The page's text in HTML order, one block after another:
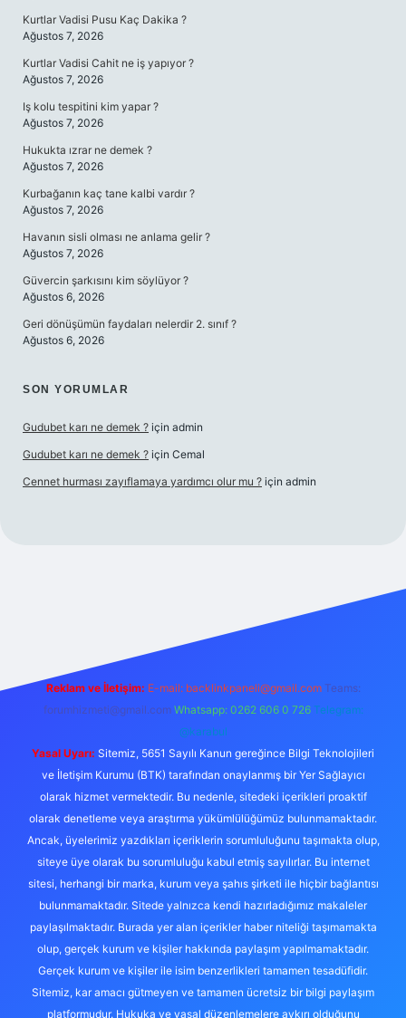
Kurtlar Vadisi Pusu Kaç Dakika ?
Ağustos 7, 2026
Kurtlar Vadisi Cahit ne iş yapıyor ?
Ağustos 7, 2026
Iş kolu tespitini kim yapar ?
Ağustos 7, 2026
Hukukta ızrar ne demek ?
Ağustos 7, 2026
Kurbağanın kaç tane kalbi vardır ?
Ağustos 7, 2026
Havanın sisli olması ne anlama gelir ?
Ağustos 7, 2026
Güvercin şarkısını kim söylüyor ?
Ağustos 6, 2026
Geri dönüşümün faydaları nelerdir 2. sınıf ?
Ağustos 6, 2026
SON YORUMLAR
Gudubet karı ne demek ? için admin
Gudubet karı ne demek ? için Cemal
Cennet hurması zayıflamaya yardımcı olur mu ? için admin
Reklam ve İletişim: E-mail: backlinkpaneli@gmail.com Teams:
forumhizmeti@gmail.com Whatsapp: 0262 606 0 726 Telegram:
@karabul
Yasal Uyarı: Sitemiz, 5651 Sayılı Kanun gereğince Bilgi Teknolojileri
ve İletişim Kurumu (BTK) tarafından onaylanmış bir Yer Sağlayıcı
olarak hizmet vermektedir. Bu nedenle, sitedeki içerikleri proaktif
olarak denetleme veya araştırma yükümlülüğümüz bulunmamaktadır.
Ancak, üyelerimiz yazdıkları içeriklerin sorumluluğunu taşımakta olup,
siteye üye olarak bu sorumluluğu kabul etmiş sayılırlar. Bu internet
sitesi, herhangi bir marka, kurum veya şahıs şirketi ile hiçbir bağlantısı
bulunmamaktadır. Sitede yalnızca kendi hazırladığımız makaleler
paylaşılmaktadır. Burada yer alan içerikler haber niteliği taşımamakta
olup, gerçek kurum ve kişiler hakkında paylaşım yapılmamaktadır.
Gerçek kurum ve kişiler ile isim benzerlikleri tamamen tesadüfidir.
Sitemiz, kar amacı gütmeyen ve tamamen ücretsiz bir bilgi paylaşım
platformudur. Hukuka ve yasal düzenlemelere aykırı olduğunu